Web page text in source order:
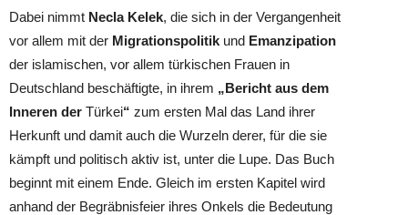
Dabei nimmt Necla Kelek, die sich in der Vergangenheit
vor allem mit der Migrationspolitik und Emanzipation
der islamischen, vor allem türkischen Frauen in
Deutschland beschäftigte, in ihrem „Bericht aus dem
Inneren der Türkei“ zum ersten Mal das Land ihrer
Herkunft und damit auch die Wurzeln derer, für die sie
kämpft und politisch aktiv ist, unter die Lupe. Das Buch
beginnt mit einem Ende. Gleich im ersten Kapitel wird
anhand der Begräbnisfeier ihres Onkels die Bedeutung